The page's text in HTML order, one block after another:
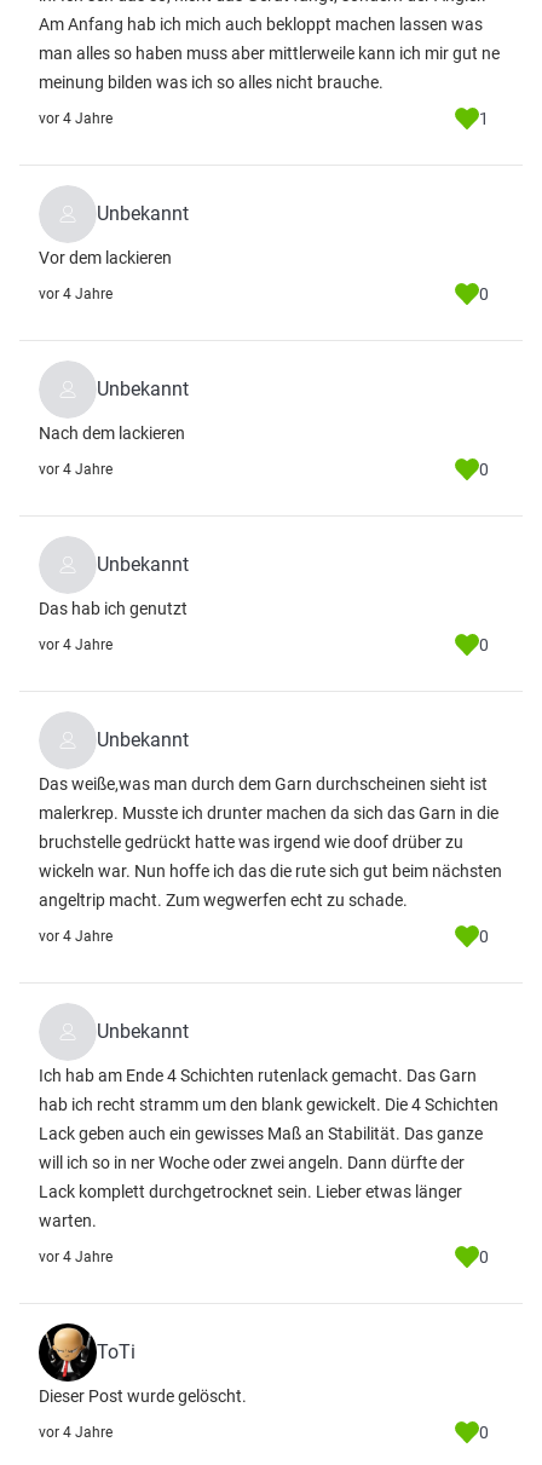
Am Anfang hab ich mich auch bekloppt machen lassen was
man alles so haben muss aber mittlerweile kann ich mir gut ne
meinung bilden was ich so alles nicht brauche.
vor 4 Jahre 1
Unbekannt
Vor dem lackieren
vor 4 Jahre 0
Unbekannt
Nach dem lackieren
vor 4 Jahre 0
Unbekannt
Das hab ich genutzt
vor 4 Jahre 0
Unbekannt
Das weiße,was man durch dem Garn durchscheinen sieht ist
malerkrep. Musste ich drunter machen da sich das Garn in die
bruchstelle gedrückt hatte was irgend wie doof drüber zu
wickeln war. Nun hoffe ich das die rute sich gut beim nächsten
angeltrip macht. Zum wegwerfen echt zu schade.
vor 4 Jahre 0
Unbekannt
Ich hab am Ende 4 Schichten rutenlack gemacht. Das Garn
hab ich recht stramm um den blank gewickelt. Die 4 Schichten
Lack geben auch ein gewisses Maß an Stabilität. Das ganze
will ich so in ner Woche oder zwei angeln. Dann dürfte der
Lack komplett durchgetrocknet sein. Lieber etwas länger
warten.
vor 4 Jahre 0
ToTi
Dieser Post wurde gelöscht.
vor 4 Jahre 0